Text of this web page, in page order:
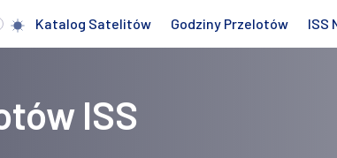
Katalog Satelitów Godziny Przelotów ISS
ISS